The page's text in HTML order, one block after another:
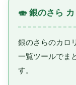
🍣 銀のさら
銀のさらのカロ
一覧ツールでま
す。